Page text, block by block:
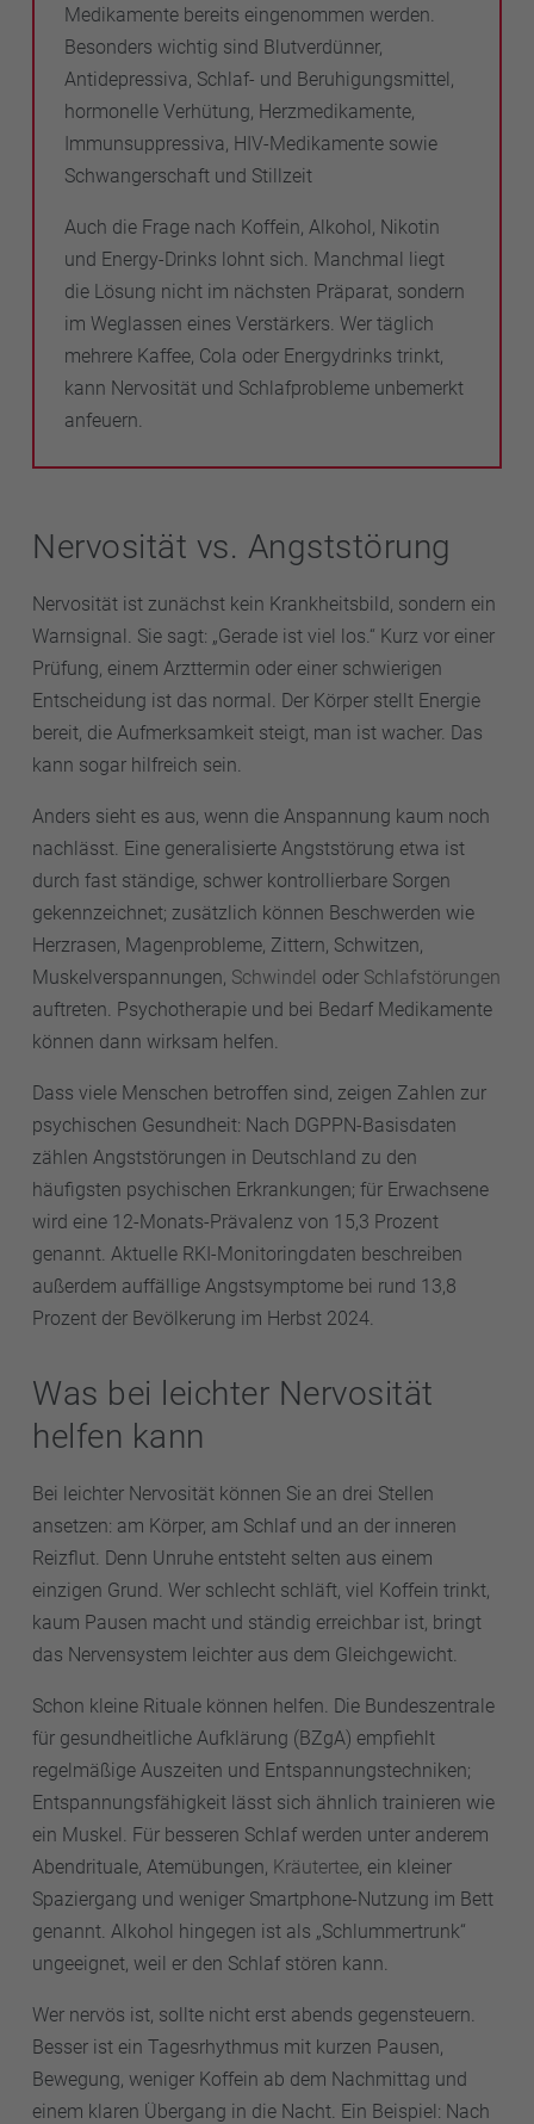
Medikamente bereits eingenommen werden.
Besonders wichtig sind Blutverdünner,
Antidepressiva, Schlaf- und Beruhigungsmittel,
hormonelle Verhütung, Herzmedikamente,
Immunsuppressiva, HIV-Medikamente sowie
Schwangerschaft und Stillzeit
Auch die Frage nach Koffein, Alkohol, Nikotin
und Energy-Drinks lohnt sich. Manchmal liegt
die Lösung nicht im nächsten Präparat, sondern
im Weglassen eines Verstärkers. Wer täglich
mehrere Kaffee, Cola oder Energydrinks trinkt,
kann Nervosität und Schlafprobleme unbemerkt
anfeuern.
Nervosität vs. Angststörung
Nervosität ist zunächst kein Krankheitsbild, sondern ein
Warnsignal. Sie sagt: „Gerade ist viel los.“ Kurz vor einer
Prüfung, einem Arzttermin oder einer schwierigen
Entscheidung ist das normal. Der Körper stellt Energie
bereit, die Aufmerksamkeit steigt, man ist wacher. Das
kann sogar hilfreich sein.
Anders sieht es aus, wenn die Anspannung kaum noch
nachlässt. Eine generalisierte Angststörung etwa ist
durch fast ständige, schwer kontrollierbare Sorgen
gekennzeichnet; zusätzlich können Beschwerden wie
Herzrasen, Magenprobleme, Zittern, Schwitzen,
Muskelverspannungen, Schwindel oder Schlafstörungen
auftreten. Psychotherapie und bei Bedarf Medikamente
können dann wirksam helfen.
Dass viele Menschen betroffen sind, zeigen Zahlen zur
psychischen Gesundheit: Nach DGPPN-Basisdaten
zählen Angststörungen in Deutschland zu den
häufigsten psychischen Erkrankungen; für Erwachsene
wird eine 12-Monats-Prävalenz von 15,3 Prozent
genannt. Aktuelle RKI-Monitoringdaten beschreiben
außerdem auffällige Angstsymptome bei rund 13,8
Prozent der Bevölkerung im Herbst 2024.
Was bei leichter Nervosität
helfen kann
Bei leichter Nervosität können Sie an drei Stellen
ansetzen: am Körper, am Schlaf und an der inneren
Reizflut. Denn Unruhe entsteht selten aus einem
einzigen Grund. Wer schlecht schläft, viel Koffein trinkt,
kaum Pausen macht und ständig erreichbar ist, bringt
das Nervensystem leichter aus dem Gleichgewicht.
Schon kleine Rituale können helfen. Die Bundeszentrale
für gesundheitliche Aufklärung (BZgA) empfiehlt
regelmäßige Auszeiten und Entspannungstechniken;
Entspannungsfähigkeit lässt sich ähnlich trainieren wie
ein Muskel. Für besseren Schlaf werden unter anderem
Abendrituale, Atemübungen, Kräutertee, ein kleiner
Spaziergang und weniger Smartphone-Nutzung im Bett
genannt. Alkohol hingegen ist als „Schlummertrunk“
ungeeignet, weil er den Schlaf stören kann.
Wer nervös ist, sollte nicht erst abends gegensteuern.
Besser ist ein Tagesrhythmus mit kurzen Pausen,
Bewegung, weniger Koffein ab dem Nachmittag und
einem klaren Übergang in die Nacht. Ein Beispiel: Nach